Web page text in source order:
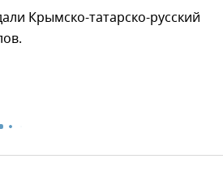
Крымско-татарско-русский